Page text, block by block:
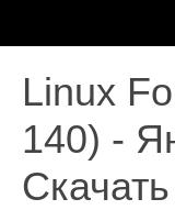
Linux
140) -